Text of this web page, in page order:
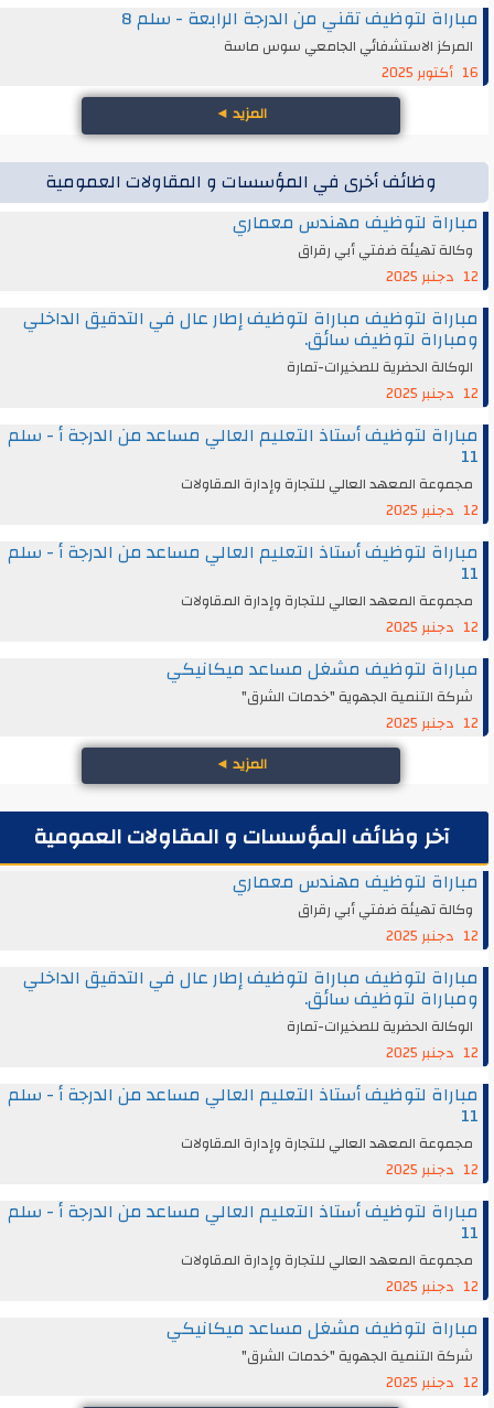
مباراة لتوظيف تقني من الدرجة الرابعة - سلم 8
المركز الاستشفائي الجامعي سوس ماسة
16 أكتوبر 2025
المزيد◄
وظائف أخرى في المؤسسات و المقاولات العمومية
مباراة لتوظيف مهندس معماري
وكالة تهيئة ضفتي أبي رقراق
12 دجنبر 2025
مباراة لتوظيف مباراة لتوظيف إطار عال في التدقيق الداخلي
ومباراة لتوظيف سائق.
الوكالة الحضرية للصخيرات-تمارة
12 دجنبر 2025
مباراة لتوظيف أستاذ التعليم العالي مساعد من الدرجة أ - سلم
11
مجموعة المعهد العالي للتجارة وإدارة المقاولات
12 دجنبر 2025
مباراة لتوظيف أستاذ التعليم العالي مساعد من الدرجة أ - سلم
11
مجموعة المعهد العالي للتجارة وإدارة المقاولات
12 دجنبر 2025
مباراة لتوظيف مشغل مساعد ميكانيكي
شركة التنمية الجهوية "خدمات الشرق"
12 دجنبر 2025
المزيد◄
آخر وظائف المؤسسات و المقاولات العمومية
مباراة لتوظيف مهندس معماري
وكالة تهيئة ضفتي أبي رقراق
12 دجنبر 2025
مباراة لتوظيف مباراة لتوظيف إطار عال في التدقيق الداخلي
ومباراة لتوظيف سائق.
الوكالة الحضرية للصخيرات-تمارة
12 دجنبر 2025
مباراة لتوظيف أستاذ التعليم العالي مساعد من الدرجة أ - سلم
11
مجموعة المعهد العالي للتجارة وإدارة المقاولات
12 دجنبر 2025
مباراة لتوظيف أستاذ التعليم العالي مساعد من الدرجة أ - سلم
11
مجموعة المعهد العالي للتجارة وإدارة المقاولات
12 دجنبر 2025
مباراة لتوظيف مشغل مساعد ميكانيكي
شركة التنمية الجهوية "خدمات الشرق"
12 دجنبر 2025